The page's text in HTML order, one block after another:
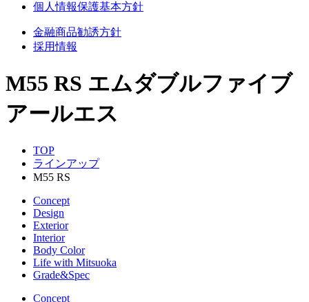
個人情報保護基本方針
金融商品勧誘方針
採用情報
M55 RS エムダブルファイブ
アールエス
TOP
ラインアップ
M55 RS
Concept
Design
Exterior
Interior
Body Color
Life with Mitsuoka
Grade&Spec
Concept